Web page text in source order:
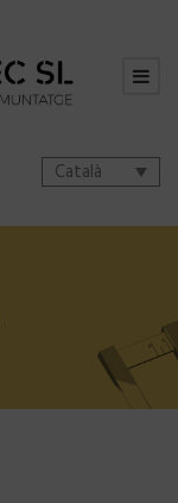
Català